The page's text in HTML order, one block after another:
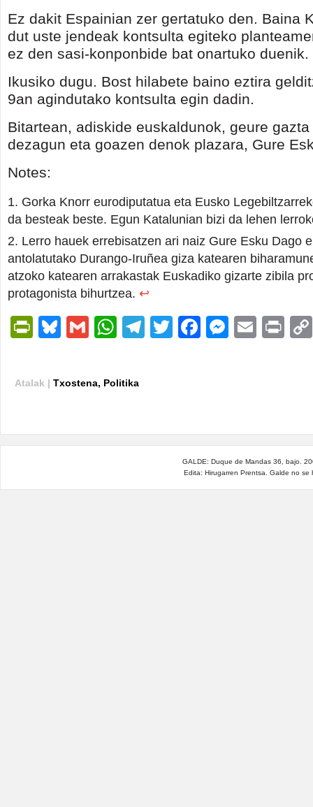
Ez dakit Espainian zer gertatuko den. Baina
dut uste jendeak kontsulta egiteko
ez den sasi-konponbide bat onartuko duenik.
Ikusiko dugu. Bost hilabete baino eztira
9an agindutako kontsulta egin dadin.
Bitartean, adiskide euskaldunok, geure
dezagun eta goazen denok plazara, Gure
Notes:
Gorka Knorr eurodiputatua eta Eusko
da besteak beste. Egun Katalunian bizi da lehen
Lerro hauek errebisatzen ari naiz Gure Esku Dago
antolatutako Durango-Iruñea giza katearen
atzoko katearen arrakastak Euskadiko gizarte zibila
protagonista bihurtzea. ↩
PrintFriendly
Bluesky
GmailWhatsApp
Telegram
TwitterFacebook
Email
Atalak | Txostena, Politika
GALDE: Duque de Mandas 36, bajo.
Edita: Hirugarren Prentsa. Galde no